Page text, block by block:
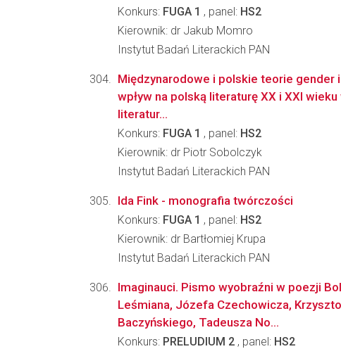
Konkurs: FUGA 1 , panel: HS2
Kierownik: dr Jakub Momro
Instytut Badań Literackich PAN
Międzynarodowe i polskie teorie gender
wpływ na polską literaturę XX i XXI
literatur...
Konkurs: FUGA 1 , panel: HS2
Kierownik: dr Piotr Sobolczyk
Instytut Badań Literackich PAN
Ida Fink - monografia twórczości
Konkurs: FUGA 1 , panel: HS2
Kierownik: dr Bartłomiej Krupa
Instytut Badań Literackich PAN
Imaginauci. Pismo wyobraźni w poezji
Leśmiana, Józefa Czechowicza,
Baczyńskiego, Tadeusza No...
Konkurs: PRELUDIUM 2 , panel: HS2